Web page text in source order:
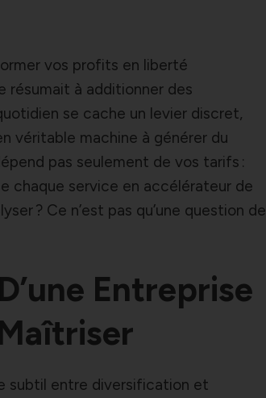
vos profits en liberté
résumait à additionner des
se cache un levier discret,
véritable machine à générer du
pas seulement de vos tarifs :
chaque service en accélérateur de
? Ce n’est pas qu’une question de
Entreprise
subtil entre diversification et